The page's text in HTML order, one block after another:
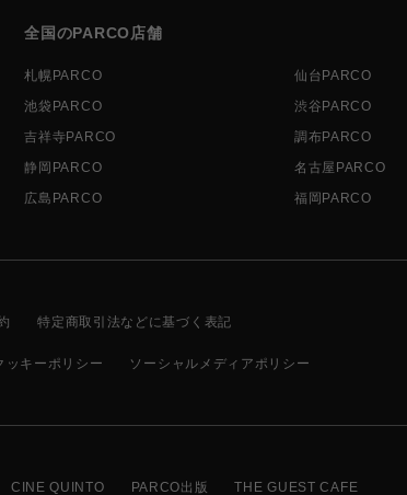
全国のPARCO店舗
札幌PARCO 仙台PARCO
池袋PARCO
渋谷PARCO
吉祥寺PARCO
調布PARCO
静岡PARCO
名古屋PARCO
広島PARCO
福岡PARCO
特定商取引法などに基づく表記
ッキーポリシー ソーシャルメディアポリシー
CINE QUINTO PARCO出版 THE GUEST CAFE